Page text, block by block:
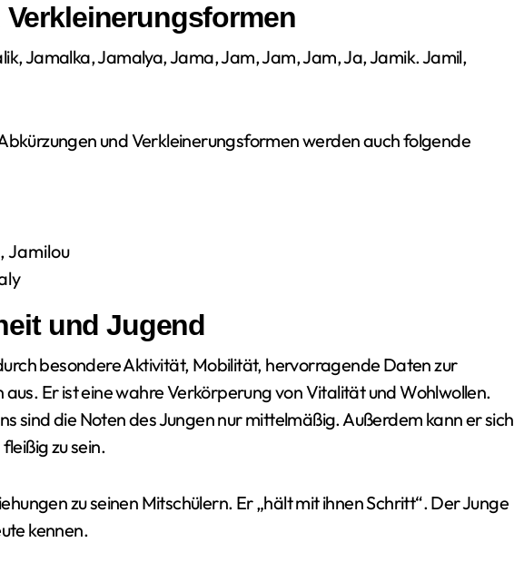
Jamalka, Jamalya, Jama, Jam, Jam, Jam, Ja, Jamik. Jamil,
und Verkleinerungsformen werden auch folgende
Jamilou
und Jugend
besondere Aktivität, Mobilität, hervorragende Daten zur
Er ist eine wahre Verkörperung von Vitalität und Wohlwollen.
sind die Noten des Jungen nur mittelmäßig. Außerdem kann er sich
zu sein.
zu seinen Mitschülern. Er „hält mit ihnen Schritt“. Der Junge
kennen.